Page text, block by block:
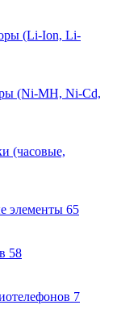
(Li-Ion, Li-
(Ni-MH, Ni-Cd,
(часовые,
элементы 65
58
7